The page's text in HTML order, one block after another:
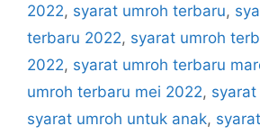
2022, syarat umroh terbaru,
terbaru 2022, syarat umroh
2022, syarat umroh terbaru
umroh terbaru mei 2022,
syarat umroh untuk anak,